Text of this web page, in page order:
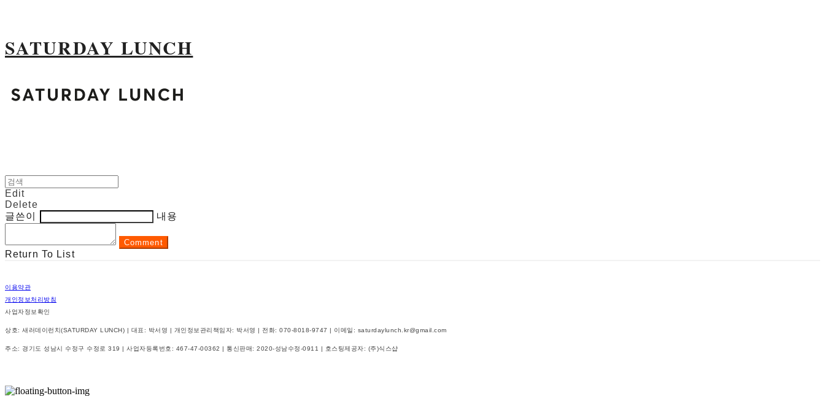
SATURDAY LUNCH
Edit
Delete
글쓴이
내용
Comment
Return To List
이용약관
개인정보처리방침
사업자정보확인
상호: 새러데이런치(SATURDAY LUNCH) | 대표: 박서영 | 개인정보관리책임자: 박서영 | 전화: 070-8018-9747 | 이메일: saturdaylunch.kr@gmail.com
주소: 경기도 성남시 수정구 수정로 319 | 사업자등록번호: 467-47-00362 | 통신판매: 2020-성남수정-0911 | 호스팅제공자: (주)식스샵